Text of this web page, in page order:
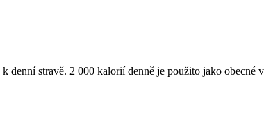
stravě. 2 000 kalorií denně je použito jako obecné